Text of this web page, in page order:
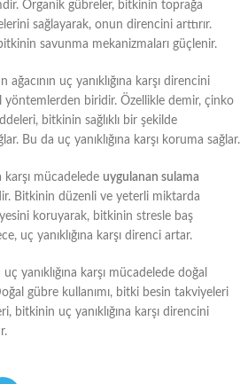
Organik gübreler, bitkinin toprağa
sağlayarak, onun direncini arttırır.
bitkinin savunma mekanizmaları güçlenir.
ağacının uç yanıklığına karşı direncini
yöntemlerden biridir. Özellikle demir, çinko
bitkinin sağlıklı bir şekilde
Bu da uç yanıklığına karşı koruma sağlar.
karşı mücadelede uygulanan sulama
Bitkinin düzenli ve yeterli miktarda
koruyarak, bitkinin stresle baş
uç yanıklığına karşı direnci artar.
yanıklığına karşı mücadelede doğal
gübre kullanımı, bitki besin takviyeleri
bitkinin uç yanıklığına karşı direncini